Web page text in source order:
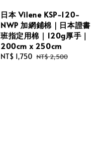
日本 Vilene KSP-120-
NWP 加網鋪棉｜日本證書
班指定用棉｜120g厚手｜
200cm x 250cm
Sale
NT$ 1,750 Regular
NT$ 2,500